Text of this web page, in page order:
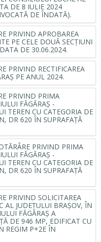
DE 8 IULIE 2024
DE ÎNDATĂ).
PRIVIND APROBAREA
PE CELE DOUĂ SECŢIUNI
DE 30.06.2024.
PRIVIND RECTIFICAREA
PE ANUL 2024.
PRIVIND PRIMA
FĂGĂRAŞ -
TEREN CU CATEGORIA DE
DR 620 ÎN SUPRAFAŢĂ
PRIVIND PRIMA
FĂGĂRAŞ -
TEREN CU CATEGORIA DE
DR 620 ÎN SUPRAFAŢĂ
PRIVIND SOLICITAREA
AL JUDEŢULUI BRAŞOV, ÎN
FĂGĂRAŞ A
DE 946 MP, EDIFICAT CU
REGIM P+2E ÎN